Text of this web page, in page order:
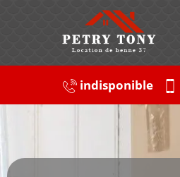
indisponible